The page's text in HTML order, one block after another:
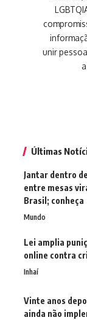
unir
Últimas
Jantar dentro
entre mesas
Brasil; conheça
Mundo
Lei amplia
online contra
Inhaí
Vinte anos
ainda não